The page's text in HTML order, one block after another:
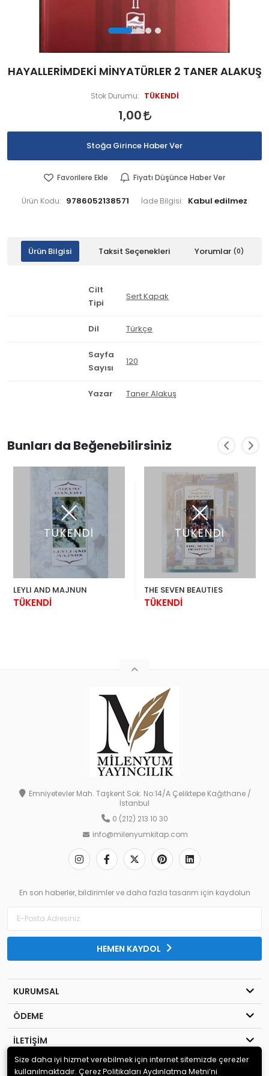
HAYALLERİMDEKİ MİNYATÜRLER 2 TANER ALAKUŞ
Stok Durumu: TÜKENDİ
1,00
Stoğa Girince Haber Ver
Favorilere Ekle Fiyatı Düşünce Haber Ver
Ürün Kodu: 9786052138571 İade Bilgisi:
Ürün Bilgisi Taksit Seçenekleri Yorumlar (0)
Cilt
Tipi
Sert Kapak
Dil Türkçe
Sayfa
Sayısı
120
Yazar Taner Alakuş
Bunları da Beğenebilirsiniz
TÜKENDİ
LEYLI AND MAJNUN
TÜKENDİ
TÜKENDİ
THE SEVEN BEAUTIES
TÜKENDİ
Emniyetevler Mah. Taşkent Sok. No:14/A Çeliktepe Kağıthane /
İstanbul
0 (212) 213 10 30
info@milenyumkitap.com
En son haberler, bildirimler ve daha fazla tasarım için kaydolun
HEMEN KAYDOL
KURUMSAL
ÖDEME
İLETİŞİM
© 2020MİLENYUM YAYINCILIK. Tüm hakları saklıdır.
Size daha iyi hizmet verebilmek için internet sitemizde çerezler
kullanılmaktadır. Çerez Politikaları Aydınlatma Metni’ni